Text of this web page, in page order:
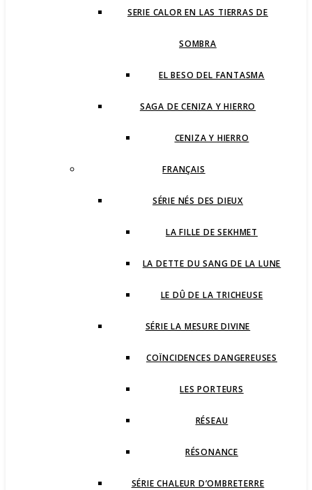
SERIE CALOR EN LAS TIERRAS DE
SOMBRA
EL BESO DEL FANTASMA
SAGA DE CENIZA Y HIERRO
CENIZA Y HIERRO
FRANÇAIS
SÉRIE NÉS DES DIEUX
LA FILLE DE SEKHMET
LA DETTE DU SANG DE LA LUNE
LE DÛ DE LA TRICHEUSE
SÉRIE LA MESURE DIVINE
COÏNCIDENCES DANGEREUSES
LES PORTEURS
RÉSEAU
RÉSONANCE
SÉRIE CHALEUR D’OMBRETERRE